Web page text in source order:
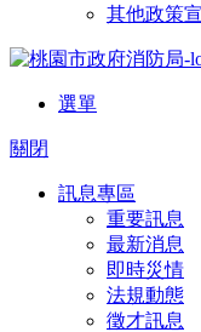
其他政策
選單
關閉
訊息專區
重要訊息
最新消息
即時災情
法規動態
徵才訊息